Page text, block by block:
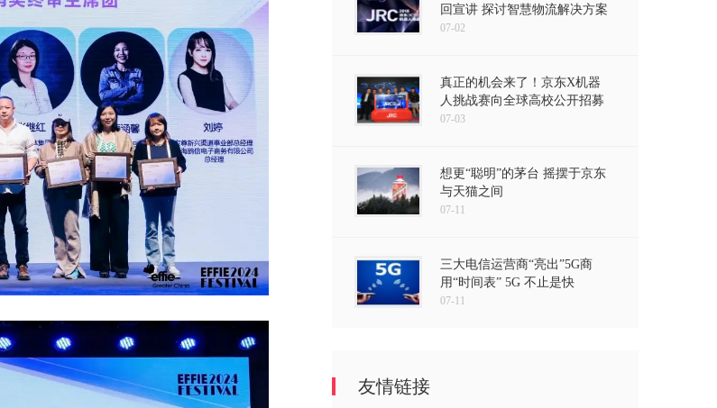
回宣讲 探讨智慧物流解决方案
07-02
真正的机会来了！京东X机器
人挑战赛向全球高校公开招募
07-03
想更“聪明”的茅台 摇摆于京东
与天猫之间
07-11
三大电信运营商“亮出”5G商
用“时间表” 5G 不止是快
07-11
友情链接